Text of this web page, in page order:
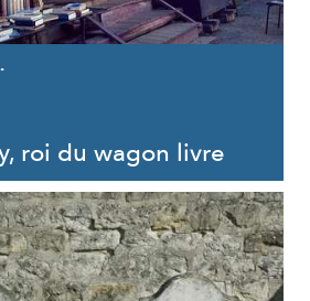
roi du wagon livre